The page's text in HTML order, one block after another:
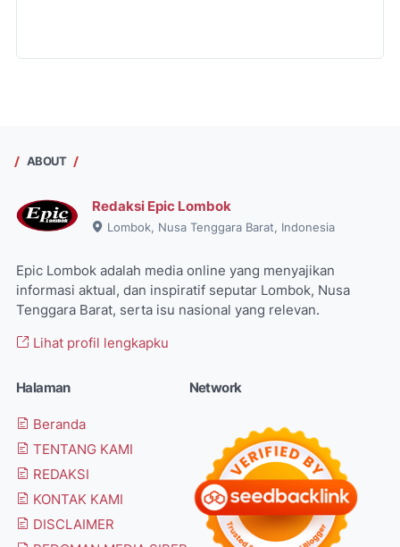
ABOUT
Redaksi Epic Lombok
Lombok, Nusa Tenggara Barat, Indonesia
Epic Lombok adalah media online yang menyajikan
informasi aktual, dan inspiratif seputar Lombok, Nusa
Tenggara Barat, serta isu nasional yang relevan.
Lihat profil lengkapku
Halaman
Beranda
TENTANG KAMI
REDAKSI
KONTAK KAMI
DISCLAIMER
Network